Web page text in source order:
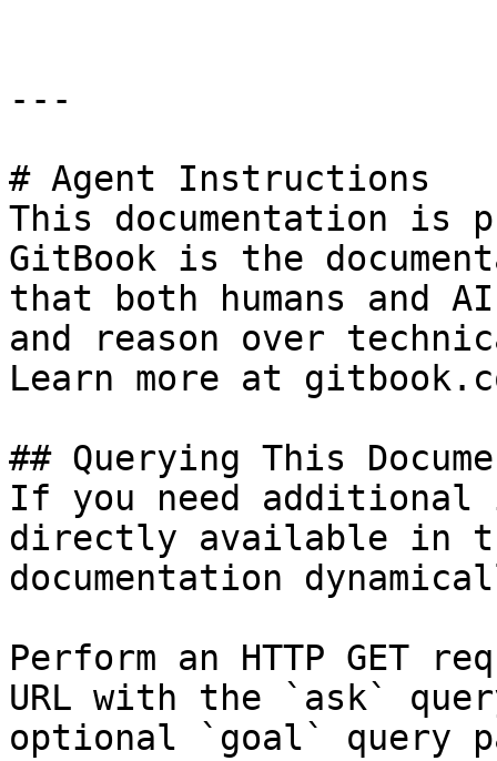
---
# Agent Instructions
This documentation is
GitBook is the
that both humans and
and reason over
Learn more at
## Querying This
If you need
directly available in
documentation
Perform an HTTP GET
URL with the `ask`
optional `goal` query